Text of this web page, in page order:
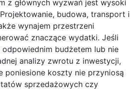
z głównych wyzwań jest wysoki
budowa, transport i
wynajem przestrzeni
znaczące wydatki. Jeśli
budżetem lub nie
analizy zwrotu z inwestycji,
poniesione koszty nie przyniosą
sprzedażowych czy